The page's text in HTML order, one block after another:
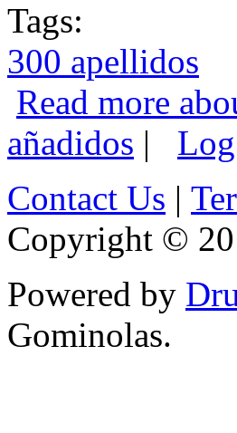
Tags:
300 apellidos
Read more
añadidos |
Contact Us |
Copyright ©
Powered by
Gominolas.